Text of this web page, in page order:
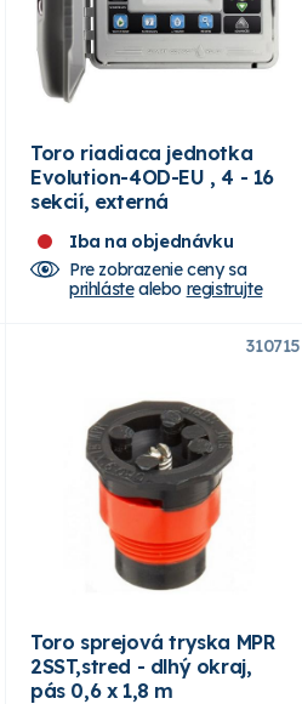
Toro riadiaca jednotka
Evolution-4OD-EU , 4 - 16
sekcií, externá
Iba na objednávku
Pre zobrazenie ceny sa
prihlástealebo registrujte
310715
Toro sprejová tryska MPR
2SST,stred - dlhý okraj,
pás 0,6 x 1,8 m